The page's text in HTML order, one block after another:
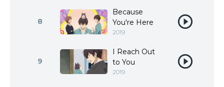
8
Because
You're Here
2019
9
I Reach Out
to You
2019